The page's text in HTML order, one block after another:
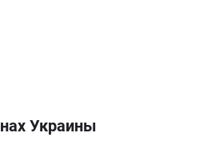
Украины